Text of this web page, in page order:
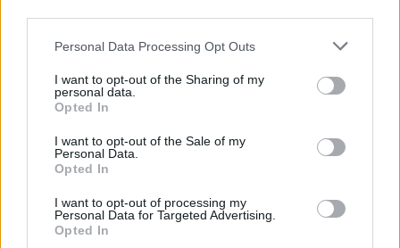
Personal Data Processing Opt Outs
I want to opt-out of the Sharing of my
personal data.
Opted In
I want to opt-out of the Sale of my
Personal Data.
Opted In
I want to opt-out of processing my
Personal Data for Targeted Advertising.
Opted In